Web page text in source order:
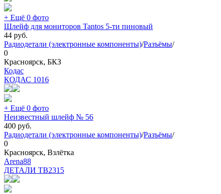
+ Ещё 0 фото
Шлейф для мониторов Tantos 5-ти пиновый
44 руб.
Радиодетали (электронные компоненты)/Разъёмы/
0
Красноярск, БКЗ
Кодас
КОДАС 1016
+ Ещё 0 фото
Неизвестный шлейф № 56
400 руб.
Радиодетали (электронные компоненты)/Разъёмы/
0
Красноярск, Взлётка
Arena88
ДЕТАЛИ ТВ2315